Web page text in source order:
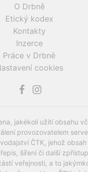
O Drbně
Etický kodex
Kontakty
Inzerce
Práce v Drbně
cookies
jakékoli užití obsahu
provozovatelem
ČTK, jehož obsah
šíření či další
veřejnosti, a to